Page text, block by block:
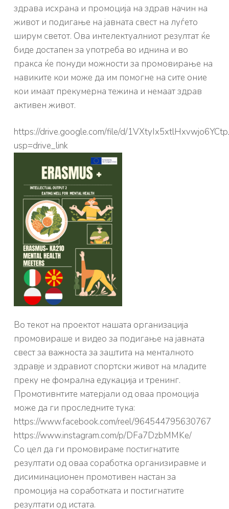
здрава исхрана и промоција на здрав начин на
живот и подигање на јавната свест на луѓето
ширум светот. Ова интелектуалниот резултат ќе
биде достапен за употреба во иднина и во
пракса ќе понуди можности за промовирање на
навиките кои може да им помогне на сите оние
кои имаат прекумерна тежина и немаат здрав
активен живот.
https://drive.google.com/file/d/
usp=drive_link
Во текот на проектот нашата организација
промовираше и видео за подигање на јавната
свест за важноста за заштита на менталното
здравје и здравиот спортски живот на младите
преку не фомрална едукација и тренинг.
Промотивнтите матерјали од оваа промоција
може да ги проследните тука:
https://www.facebook.com/reel/964544795630767
https://www.instagram.com/p/DFa7DzbMMKe/
Со цел да ги промовираме постигнатите
резултати од оваа соработка организиравме и
дисиминационен промотивен настан за
промоција на соработката и постигнатите
резултати од истата.